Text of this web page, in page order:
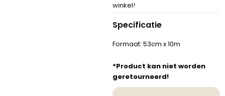
winkel!
Specificatie
Formaat: 53cm x 10m
*Product kan niet worden
geretourneerd!